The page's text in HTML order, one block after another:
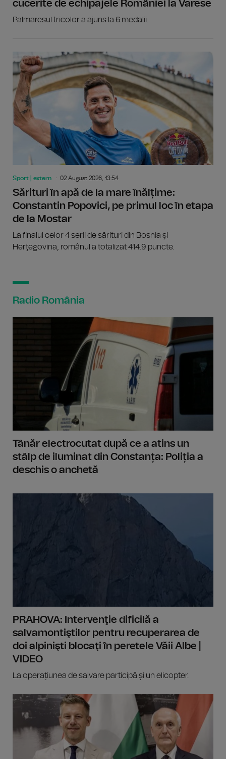
cucerite de echipajele României la Varese
Palmaresul tricolor a ajuns la 6 medalii.
Sport | extern 02 August 2026, 13:54
Sărituri în apă de la mare înălțime:
Constantin Popovici, pe primul loc în etapa
de la Mostar
La finalul celor 4 serii de sărituri din Bosnia şi
Herţegovina, românul a totalizat 414.9 puncte.
Radio România
Tânăr electrocutat după ce a atins un
stâlp de iluminat din Constanța: Poliția a
deschis o anchetă
PRAHOVA: Intervenţie dificilă a
salvamontiştilor pentru recuperarea de
doi alpinişti blocaţi în peretele Văii Albe |
VIDEO
La operațiunea de salvare participă și un elicopter.